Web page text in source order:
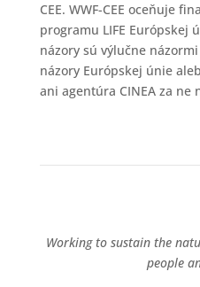
CEE. WWF-CEE oceňuje
programu LIFE Európskej
názory sú výlučne názormi
názory Európskej únie
ani agentúra CINEA za ne
Working to sustain the
people